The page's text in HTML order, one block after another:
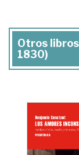
Otros
1830)